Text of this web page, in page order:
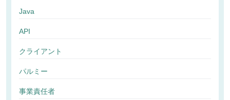
Java
API
クライアント
パルミー
事業責任者